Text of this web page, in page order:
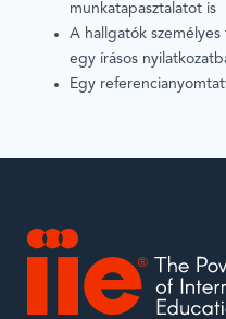
munkatapasztalatot is
A hallgatók
egy írásos
Egy